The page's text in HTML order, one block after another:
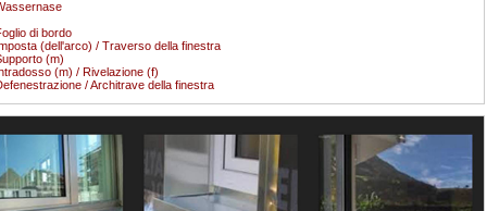
di bordo
(dell'arco) / Traverso della finestra
(m)
(m) / Rivelazione (f)
/ Architrave della finestra